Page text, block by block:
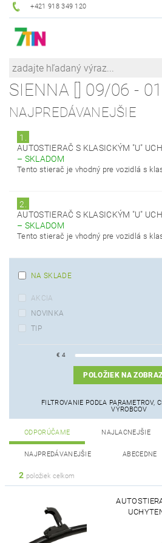
+421 918 349 120
SIENNA [] 09/06 -
NAJPREDÁVANEJŠIE
1.
AUTOSTIERAČ S KLASICKÝM "U"
– SKLADOM
Tento stierač je vhodný pre vozidlá s
2.
AUTOSTIERAČ S KLASICKÝM "U"
– SKLADOM
Tento stierač je vhodný pre vozidlá s
NA SKLADE
AKCIA
NOVINKA
TIP
€ 4
POLOŽIEK NA
FILTROVANIE PODĽA PARAMETROV,
VÝROBCOV
ODPORÚČAME NAJLACNEJŠIE
NAJPREDÁVANEJŠIE ABECEDNE
2 položiek celkom